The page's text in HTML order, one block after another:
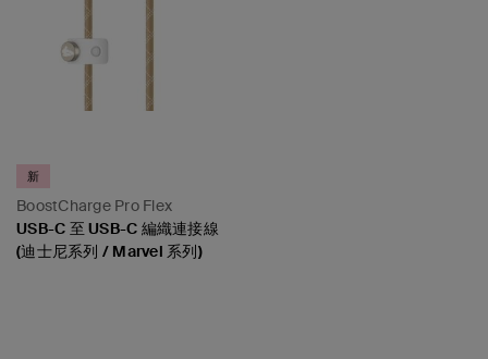
BoostCharge Pro Flex
新
USB-C 至 USB-C 編織連接線
(迪士尼系列 / Marvel 系列)